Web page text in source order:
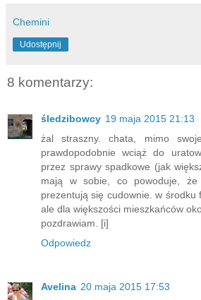
Chemini
Udostępnij
8 komentarzy:
śledzibowcy 19 maja 2015 21:13
żal straszny. chata, mimo
prawdopodobnie wciąż do
przez sprawy spadkowe (jak
mają w sobie, co powoduje,
prezentują się cudownie. w środku
ale dla większości mieszkańców
pozdrawiam. [i]
Odpowiedz
Avelina 20 maja 2015 17:53